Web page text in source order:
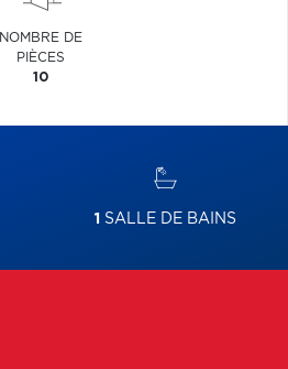
NOMBRE DE
PIÈCES
10
1 SALLE DE BAINS